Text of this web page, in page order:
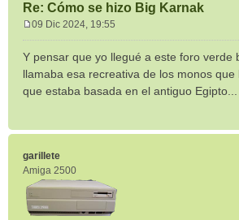
Re: Cómo se hizo Big Karnak
n
s
a
09 Dic 2024, 19:55
Y pensar que yo llegué a este foro verde
llamaba esa recreativa de los monos que
que estaba basada en el antiguo Egipto...
garillete
Amiga 2500